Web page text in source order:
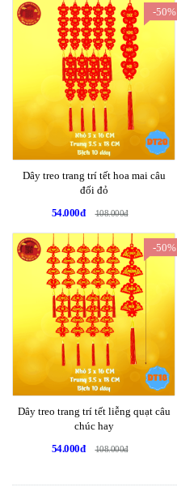
-50%
Dây treo trang trí tết hoa mai câu
đối đỏ
54.000đ
108.000đ
-50%
Dây treo trang trí tết liễng quạt câu
chúc hay
54.000đ
108.000đ